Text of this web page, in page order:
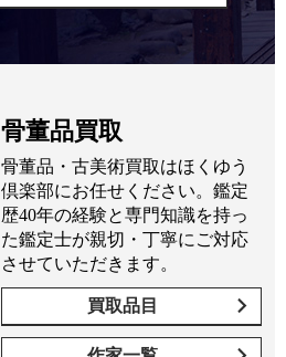
骨董品買取
骨董品・古美術買取はほくゆう
倶楽部にお任せください。鑑定
歴40年の経験と専門知識を持っ
た鑑定士が親切・丁寧にご対応
させていただきます。
買取品目